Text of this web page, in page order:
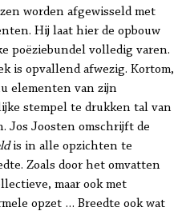
worden afgewisseld met
Hij laat hier de opbouw
poëziebundel volledig varen.
is opvallend afwezig. Kortom,
elementen van zijn
stempel te drukken tal van
Jos Joosten omschrijft de
is in alle opzichten te
Zoals door het omvatten
maar ook met
opzet … Breedte ook wat